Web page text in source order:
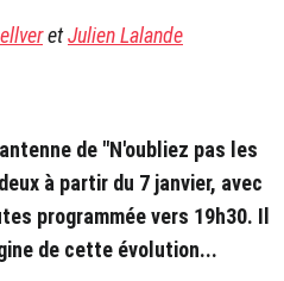
etJulien Lalande
de "N'oubliez pas les
à partir du 7 janvier, avec
programmée vers 19h30. Il
de cette évolution...